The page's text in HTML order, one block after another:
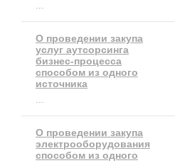
О проведении закупа
услуг аутсорсинга
бизнес-процесса
способом из одного
источника
О проведении закупа
электрооборудования
способом из одного